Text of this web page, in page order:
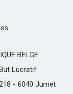
BELGE
Lucratif
- 6040 Jumet